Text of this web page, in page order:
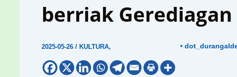
berriak Gerediagan
2025-05-26 / KULTURA, •